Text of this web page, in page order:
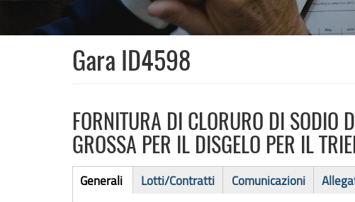
Gara ID4598
FORNITURA DI CLORURO DI SODIO
GROSSA PER IL DISGELO PER IL
Bando
Generali
Lotti/Contratti Comunicazioni